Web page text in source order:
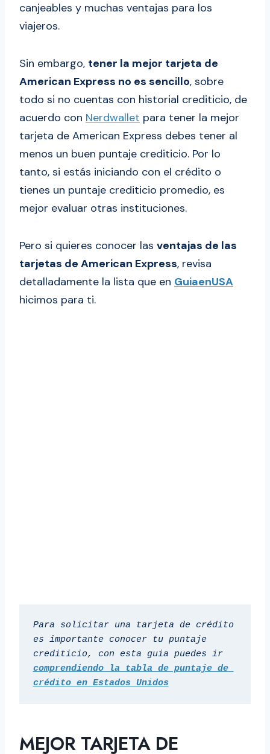
canjeables y muchas ventajas para los
viajeros.
Sin embargo, tener la mejor tarjeta de
American Express no es sencillo, sobre
todo si no cuentas con historial crediticio, de
acuerdo con Nerdwallet para tener la mejor
tarjeta de American Express debes tener al
menos un buen puntaje crediticio. Por lo
tanto, si estás iniciando con el crédito o
tienes un puntaje crediticio promedio, es
mejor evaluar otras instituciones.
Pero si quieres conocer las ventajas de las
tarjetas de American Express, revisa
detalladamente la lista que en GuiaenUSA
hicimos para ti.
Para solicitar una tarjeta de crédito
es importante conocer tu puntaje
crediticio, con esta guia puedes ir
comprendiendo la tabla de puntaje de
crédito en Estados Unidos
MEJOR TARJETA DE